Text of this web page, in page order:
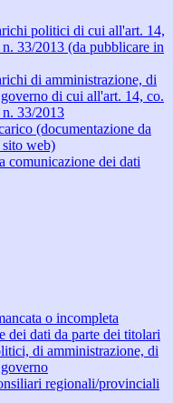
politici di cui all'art. 14,
33/2013 (da pubblicare in
di amministrazione, di
di cui all'art. 14, co.
33/2013
(documentazione da
web)
comunicazione dei dati
o incompleta
dei dati da parte dei titolari
di amministrazione, di
regionali/provinciali